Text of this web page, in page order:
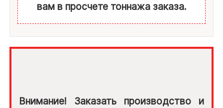
вам в просчете тоннажа заказа.
Внимание! Заказать производство и